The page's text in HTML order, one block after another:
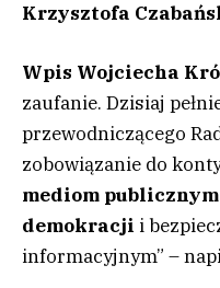
Krzysztofa
Wpis Wojciecha
zaufanie. Dzisiaj
przewodniczącego
zobowiązanie do
mediom
demokracji i
informacyjnym” –